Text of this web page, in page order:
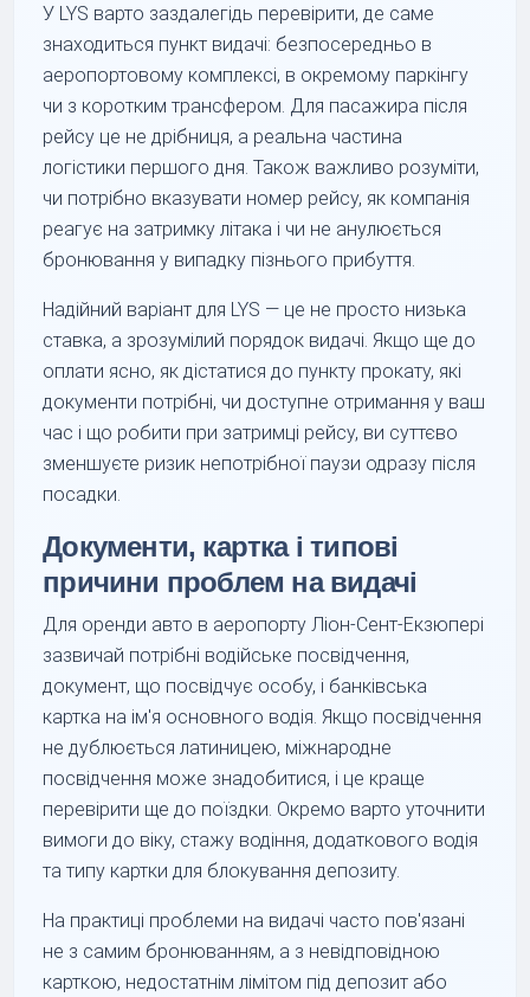
У LYS варто заздалегідь перевірити, де саме
знаходиться пункт видачі: безпосередньо в
аеропортовому комплексі, в окремому паркінгу
чи з коротким трансфером. Для пасажира після
рейсу це не дрібниця, а реальна частина
логістики першого дня. Також важливо розуміти,
чи потрібно вказувати номер рейсу, як компанія
реагує на затримку літака і чи не анулюється
бронювання у випадку пізнього прибуття.
Надійний варіант для LYS — це не просто низька
ставка, а зрозумілий порядок видачі. Якщо ще до
оплати ясно, як дістатися до пункту прокату, які
документи потрібні, чи доступне отримання у ваш
час і що робити при затримці рейсу, ви суттєво
зменшуєте ризик непотрібної паузи одразу після
посадки.
Документи, картка і типові
причини проблем на видачі
Для оренди авто в аеропорту Ліон-Сент-Екзюпері
зазвичай потрібні водійське посвідчення,
документ, що посвідчує особу, і банківська
картка на ім'я основного водія. Якщо посвідчення
не дублюється латиницею, міжнародне
посвідчення може знадобитися, і це краще
перевірити ще до поїздки. Окремо варто уточнити
вимоги до віку, стажу водіння, додаткового водія
та типу картки для блокування депозиту.
На практиці проблеми на видачі часто пов'язані
не з самим бронюванням, а з невідповідною
карткою, недостатнім лімітом під депозит або